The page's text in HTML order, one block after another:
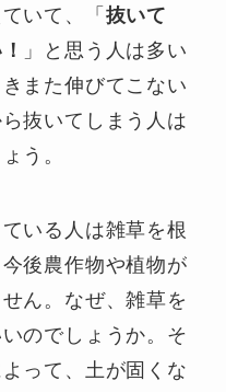
いて、「 抜いて
」と思う人は多い
また伸びてこない
抜いてしまう人は
う。
いる人は雑草を根
後農作物や植物が
ん。なぜ、雑草を
のでしょうか。そ
って、土が固くな